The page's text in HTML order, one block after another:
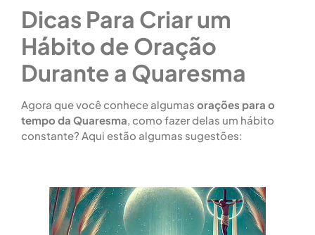
Dicas Para Criar um
Hábito de Oração
Durante a Quaresma
Agora que você conhece algumas orações para o
tempo da Quaresma, como fazer delas um hábito
constante? Aqui estão algumas sugestões: